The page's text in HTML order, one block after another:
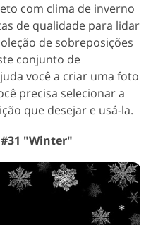
com clima de inverno
de qualidade para lidar
de sobreposições
conjunto de
você a criar uma foto
precisa selecionar a
que desejar e usá-la.
"Winter"